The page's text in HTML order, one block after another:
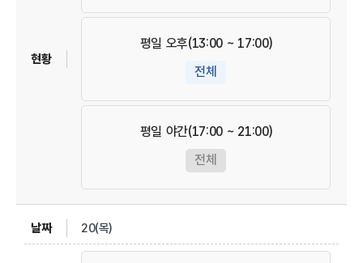
평일 오후(13:00 ~ 17:00)
전체
평일 야간(17:00 ~ 21:00)
전체
20(목)